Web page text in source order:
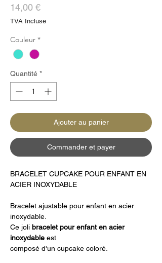
14,00 €Prix
TVA Incluse
Couleur *
Quantité *
Ajouter au panier
Commander et payer
BRACELET CUPCAKE POUR ENFANT EN
ACIER INOXYDABLE
Bracelet ajustable pour enfant en acier
inoxydable.
Ce joli bracelet pour enfant en acier
inoxydable est
composé d'un cupcake coloré.